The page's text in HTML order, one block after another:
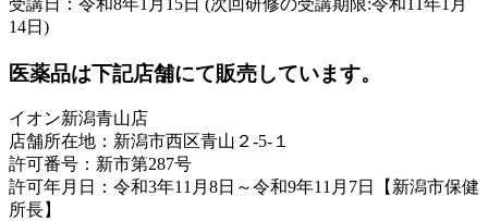
受講日：令和8年1月15日 (次回研修の受講期限:令和11年1月
14日)
医薬品は下記店舗にて販売しています。
イオン新潟青山店
店舗所在地：新潟市西区青山２-5-１
許可番号：新市第287号
許可年月日：令和3年11月8日～令和9年11月7日【新潟市保健
所長】